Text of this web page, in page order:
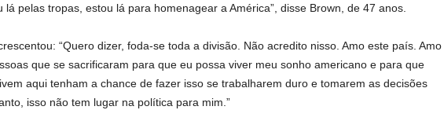
lá pelas tropas, estou lá para homenagear a América”, disse Brown, de 47 anos.
“Quero dizer, foda-se toda a divisão. Não acredito nisso. Amo este país. Amo
que se sacrificaram para que eu possa viver meu sonho americano e para que
aqui tenham a chance de fazer isso se trabalharem duro e tomarem as decisões
isso não tem lugar na política para mim.”